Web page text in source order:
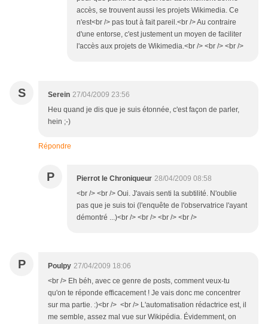
accès, se trouvent aussi les projets Wikimedia. Ce
n'est<br /> pas tout à fait pareil.<br /> Au contraire
d'une entorse, c'est justement un moyen de faciliter
l'accès aux projets de Wikimedia.<br /> <br /> <br />
S Serein 27/04/2009 23:56
Heu quand je dis que je suis étonnée, c'est façon de parler,
hein ;-)
Répondre
P Pierrot le Chroniqueur 28/04/2009 08:58
<br /> <br /> Oui. J'avais senti la subtilité. N'oublie
pas que je suis toi (l'enquête de l'observatrice l'ayant
démontré ...)<br /> <br /> <br /> <br />
P Poulpy 27/04/2009 18:06
<br /> Eh béh, avec ce genre de posts, comment veux-tu
qu'on te réponde efficacement ! Je vais donc me concentrer
sur ma partie. :)<br /> <br /> L'automatisation rédactrice est, il
me semble, assez mal vue sur Wikipédia. Évidemment, on